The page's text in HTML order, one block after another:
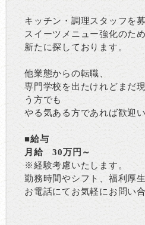
キッチン・調理スタッフを
スイーツメニュー強化のた
新たに探しております。
他業態からの転職、
専門学校を出たけれどまだ
う方でも
やる気ある方であれば歓迎
■給与
月給 30万円～
※経験考慮いたします。
勤務時間やシフト、福利厚
お電話にてお気軽にお問い